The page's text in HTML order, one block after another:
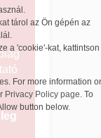
tárol az Ön gépén az
a 'cookie'-kat, kattintson
For more information
Privacy Policy page. To
button below.